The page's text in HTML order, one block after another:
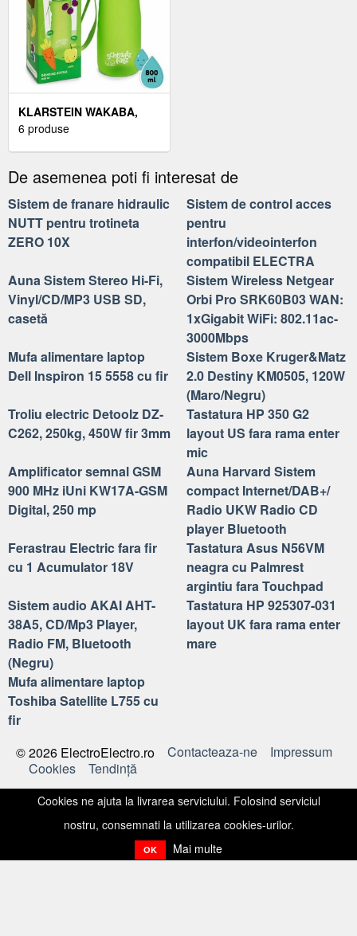
KLARSTEIN WAKABA,
STICLĂ DE BĂUT, 800 ML,
6 produse
De asemenea poti fi interesat de
Sistem de franare hidraulic
NUTT pentru trotineta
ZERO 10X
Sistem de control acces
pentru
interfon/videointerfon
compatibil ELECTRA
Auna Sistem Stereo Hi-Fi,
Vinyl/CD/MP3 USB SD,
casetă
Sistem Wireless Netgear
Orbi Pro SRK60B03 WAN:
1xGigabit WiFi: 802.11ac-
3000Mbps
Mufa alimentare laptop
Dell Inspiron 15 5558 cu fir
Sistem Boxe Kruger&Matz
2.0 Destiny KM0505, 120W
(Maro/Negru)
Troliu electric Detoolz DZ-
C262, 250kg, 450W fir 3mm
Tastatura HP 350 G2
layout US fara rama enter
mic
Amplificator semnal GSM
900 MHz iUni KW17A-GSM
Digital, 250 mp
Auna Harvard Sistem
compact Internet/DAB+/
Radio UKW Radio CD
player Bluetooth
Ferastrau Electric fara fir
cu 1 Acumulator 18V
Tastatura Asus N56VM
neagra cu Palmrest
argintiu fara Touchpad
Sistem audio AKAI AHT-
38A5, CD/Mp3 Player,
Radio FM, Bluetooth
(Negru)
Tastatura HP 925307-031
layout UK fara rama enter
mare
Mufa alimentare laptop
Toshiba Satellite L755 cu
fir
© 2026 ElectroElectro.ro
Contacteaza-ne
Impressum
Cookies
Tendinţă
Cookies ne ajuta la livrarea serviciului. Folosind serviciul
nostru, consemnati la utilizarea cookies-urilor.
OK Mai multe